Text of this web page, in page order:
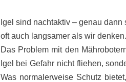
Igel sind nachtaktiv – genau
oft auch langsamer als wir denken.
Das Problem mit den
Igel bei Gefahr nicht fliehen,
Was normalerweise Schutz